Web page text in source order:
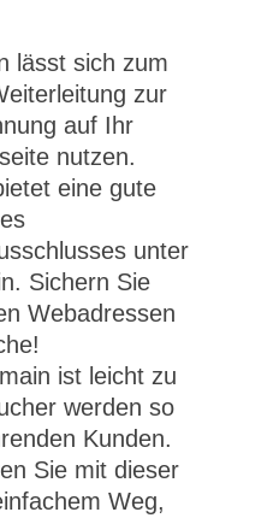
lässt sich zum
zur
auf Ihr
nutzen.
eine gute
unter
Sichern Sie
Webadressen
ist leicht zu
werden so
Kunden.
Sie mit dieser
Weg,